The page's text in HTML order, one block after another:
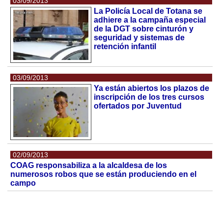
La Policía Local de Totana se
adhiere a la campaña especial
de la DGT sobre cinturón y
seguridad y sistemas de
retención infantil
03/09/2013
Ya están abiertos los plazos de
inscripción de los tres cursos
ofertados por Juventud
02/09/2013
COAG responsabiliza a la alcaldesa de los
numerosos robos que se están produciendo en el
campo